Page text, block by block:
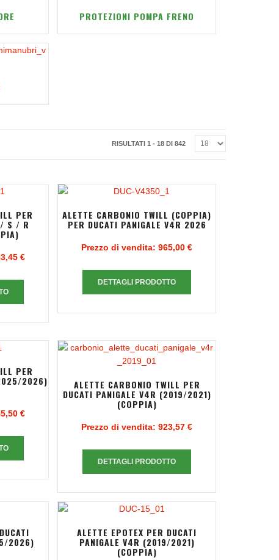
PROTEZIONI POMPA FRENO
RISULTATI 1 - 18 DI 842
PER
/ S / R
€
ALETTE CARBONIO TWILL (COPPIA)
PER DUCATI PANIGALE V4R 2026
Prezzo di vendita:965,00 €
DETTAGLI PRODOTTO
PER
2026)
€
ALETTE CARBONIO TWILL PER
DUCATI PANIGALE V4R (2019/2021)
(COPPIA)
Prezzo di vendita:923,57 €
DETTAGLI PRODOTTO
2026)
ALETTE EPOTEX PER DUCATI
PANIGALE V4R (2019/2021)
(COPPIA)